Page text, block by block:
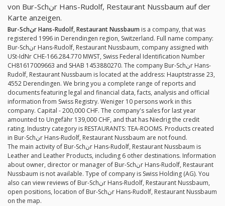
von Bur-Schنr Hans-Rudolf, Restaurant Nussbaum auf der
Karte anzeigen.
Bur-Schنr Hans-Rudolf, Restaurant Nussbaum is a company, that was
registered 1996 in Derendingen region, Switzerland. Full name company:
Bur-Schنr Hans-Rudolf, Restaurant Nussbaum, company assigned with
USt-IdNr CHE-166.284.770 MWST, Swiss Federal Identification Number
CH81617009663 and SHAB 1453880270. The company Bur-Schنr Hans-
Rudolf, Restaurant Nussbaum is located at the address: Hauptstrasse 23,
4552 Derendingen. We bring you a complete range of reports and
documents featuring legal and financial data, facts, analysis and official
information from Swiss Registry. Weniger 10 persons work in this
company. Capital - 200,000 CHF. The company's sales for last year
amounted to Ungefähr 139,000 CHF, and that has Niedrig the credit
rating. Industry category is RESTAURANTS: TEA-ROOMS. Products created
in Bur-Schنr Hans-Rudolf, Restaurant Nussbaum are not found.
The main activity of Bur-Schنr Hans-Rudolf, Restaurant Nussbaum is
Leather and Leather Products, including 6 other destinations. Information
about owner, director or manager of Bur-Schنr Hans-Rudolf, Restaurant
Nussbaum is not available. Type of company is Swiss Holding (AG). You
also can view reviews of Bur-Schنr Hans-Rudolf, Restaurant Nussbaum,
open positions, location of Bur-Schنr Hans-Rudolf, Restaurant Nussbaum
on the map.